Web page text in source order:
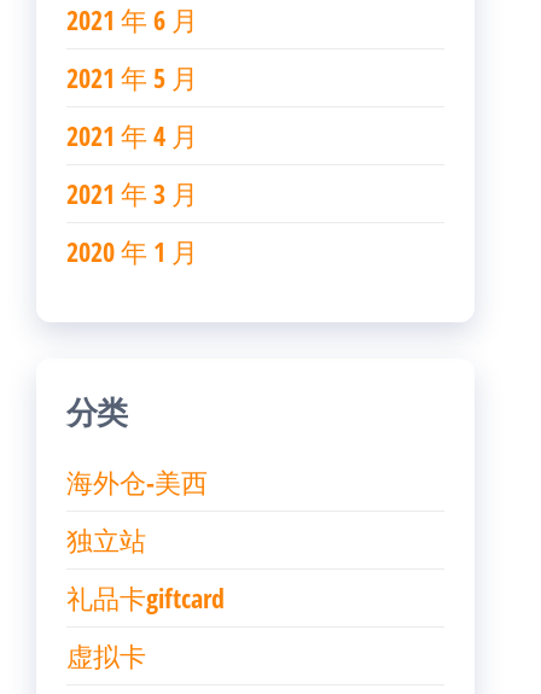
2021 年 6 月
2021 年 5 月
2021 年 4 月
2021 年 3 月
2020 年 1 月
分类
海外仓-美西
独立站
礼品卡giftcard
虚拟卡